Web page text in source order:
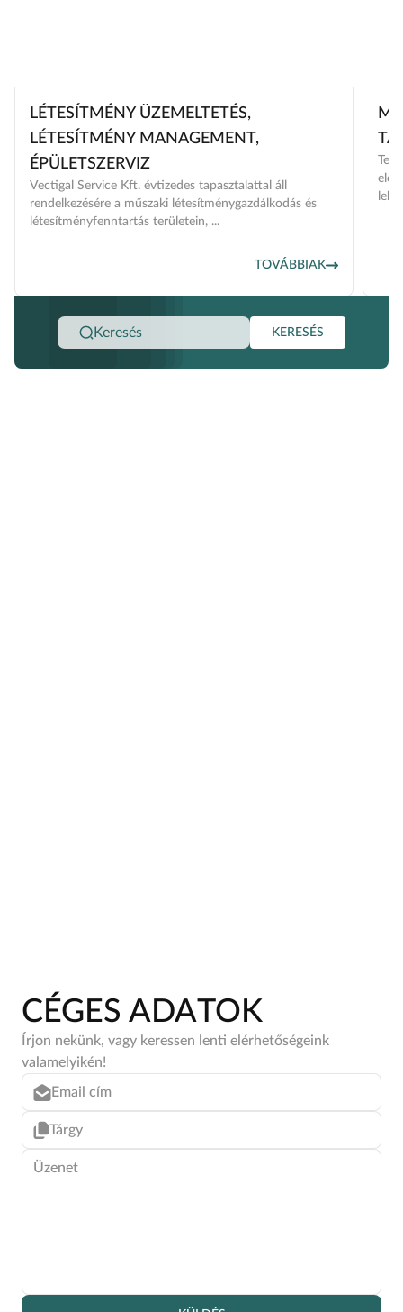
LÉTESÍTMÉNY ÜZEMELTETÉS,
LÉTESÍTMÉNY MANAGEMENT,
ÉPÜLETSZERVIZ
Vectigal Service Kft. évtizedes tapasztalattal áll
rendelkezésére a műszaki létesítménygazdálkodás és
létesítményfenntartás területein, ...
TOVÁBBIAK
KERESÉS
CÉGES ADATOK
Írjon nekünk, vagy keressen lenti elérhetőségeink
valamelyikén!